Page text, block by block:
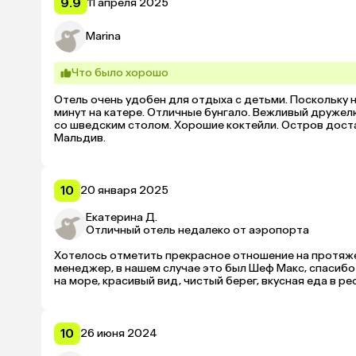
(шведский стол) через раз. Некоторые темы, типа
тоже не впечатляют — самая обычная еда, не очень
покорили сердечко ♥️
У нас была проблема с агрессивными рыбами
атакуют! Но что поделать, такая вот природа. Если
заходишь все равно с другим мест, потому что тут
волны добавляют шарма в виде шума океана ночью,
подводный мир. Вышло и дешевле, и куда интереснее,
острее, потому что в чатах у соседей по островам
в первой половине. Я подозреваю, дело в близости к
мы повесили деревянную табличку с нашими именами
11 апреля 2025
Marina
Что было хорошо
Отель очень удобен для отдыха с детьми. Поскольку
минут на катере. Отличные бунгало. Вежливый
со шведским столом. Хорошие коктейли. Остров
Мальдив.
10 20 января 2025
Екатерина Д.
Отличный отель недалеко от аэропорта
Хотелось отметить прекрасное отношение на
менеджер, в нашем случае это был Шеф Макс,
на море, красивый вид, чистый берег, вкусная еда в
10 26 июня 2024